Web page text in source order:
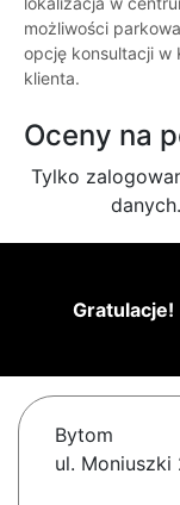
możliwości
opcję konsultacji w
klienta.
Oceny na
Tylko
danych.
Gratulacje!
Bytom
ul. Moniuszki